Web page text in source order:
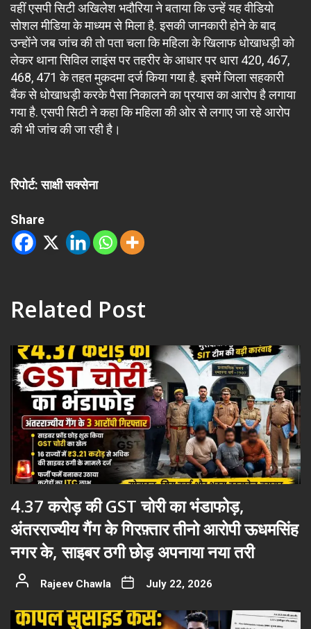
वहीं एसपी सिटी अखिलेश भदौरिया ने बताया कि उन्हें यह वीडियो
सोशल मीडिया के माध्यम से मिला है. इसकी जानकारी होने के बाद
उन्होंने जब जांच की तो पता चला कि महिला के खिलाफ धोखाधड़ी को
लेकर थाना सिविल लाइंस पर तहरीर के आधार पर धारा 420, 467,
468, 471 के तहत मुकदमा दर्ज किया गया है. इसमें जिला सहकारी
बैंक से धोखाधड़ी करके पैसा निकालने का प्रयास का आरोप है लगाया
गया है. एसपी सिटी ने कहा कि महिला की ओर से लगाए जा रहे आरोप
की भी जांच की जा रही है।
रिपोर्ट: साक्षी सक्सेना
Share
Related Post
4.37 करोड़ की GST चोरी का भंडाफोड़,
अंतरराज्यीय गैंग के गिरफ़्तार तीनो आरोपी ऊधमसिंह
नगर के, साइबर ठगी छोड़ अपनाया नया तरी
Rajeev Chawla July 22, 2026